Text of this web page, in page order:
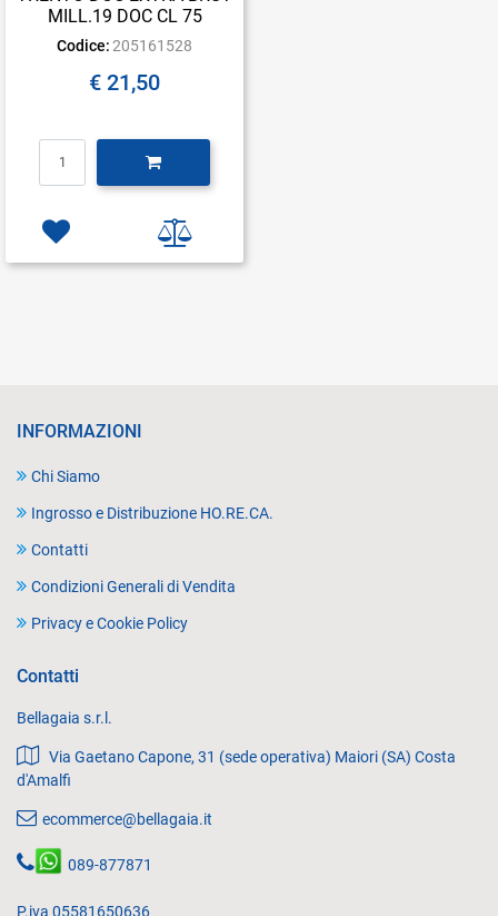
MILL.19 DOC CL 75
Codice: 205161528
€ 21,50
INFORMAZIONI
Chi Siamo
Ingrosso e Distribuzione HO.RE.CA.
Contatti
Condizioni Generali di Vendita
Privacy e Cookie Policy
Contatti
Bellagaia s.r.l.
Via Gaetano Capone, 31 (sede operativa) Maiori (SA) Costa
d'Amalfi
ecommerce@bellagaia.it
089-877871
P.iva 05581650636